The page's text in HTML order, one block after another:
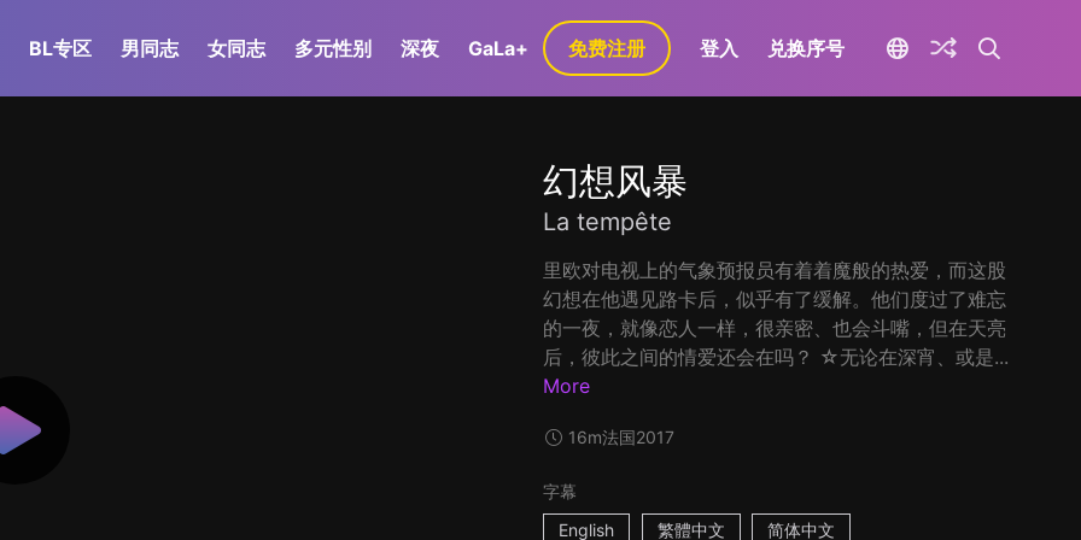
BL专区 男同志 女同志 多元性别 深夜 GaLa+ 免费注册 登入 兑换序号
幻想风暴
La tempête
里欧对电视上的气象预报员有着着魔般的热爱，而这股
幻想在他遇见路卡后，似乎有了缓解。他们度过了难忘
的一夜，就像恋人一样，很亲密、也会斗嘴，但在天亮
后，彼此之间的情爱还会在吗？ ☆无论在深宵、或是...
More
16m法国2017
字幕
English
繁體中文 简体中文